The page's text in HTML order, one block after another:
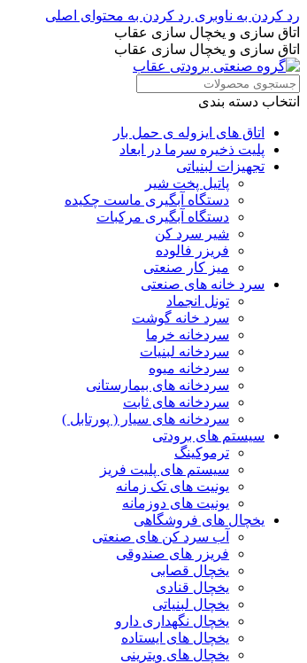
رد کردن به ناوبری رد کردن به محتوای اصلی
اتاق سازی و یخچال سازی عقاب
اتاق سازی و یخچال سازی عقاب
انتخاب دسته بندی
اتاق های ایزوله ی حمل بار
پلیت ذخیره سرما در ابعاد
تجهیزات لبنیاتی
پاتیل پخت شیر
دستگاه آبگیری ماست چکیده
دستگاه آبگیری مرکبات
شیر سرد کن
فریزر فالوده
میز کار صنعتی
سرد خانه های صنعتی
تونل انجماد
سرد خانه گوشت
سردخانه خرما
سردخانه لبنیات
سردخانه میوه
سردخانه های بیمارستانی
سردخانه های ثابت
سردخانه های سیار ( پورتابل )
سیستم های برودتی
ترموکینگ
سیستم های پلیت فریز
یونیت های تک زمانه
یونیت های دوزمانه
یخچال های فروشگاهی
آب سرد کن های صنعتی
فریزر های صندوقی
یخچال قصابی
یخچال قنادی
یخچال لبنیاتی
یخچال نگهداری دارو
یخچال های ایستاده
یخچال های ویترینی